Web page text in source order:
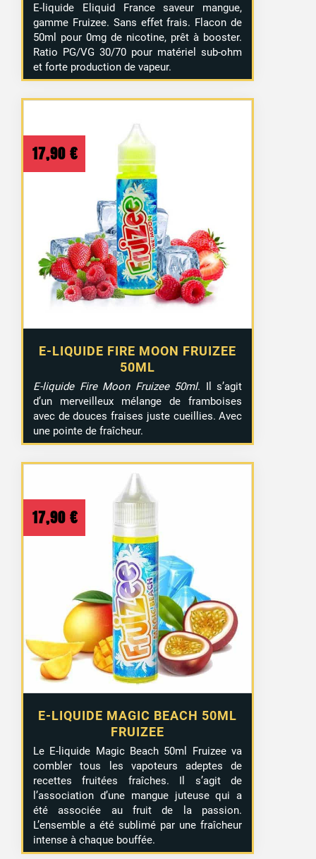
E-liquide Eliquid France saveur mangue,
gamme Fruizee. Sans effet frais. Flacon de
50ml pour 0mg de nicotine, prêt à booster.
Ratio PG/VG 30/70 pour matériel sub-ohm
et forte production de vapeur.
E-LIQUIDE FIRE MOON FRUIZEE
50ML
17,90 €
E-liquide Fire Moon Fruizee 50ml. Il s’agit
d’un merveilleux mélange de framboises
avec de douces fraises juste cueillies. Avec
une pointe de fraîcheur.
E-LIQUIDE MAGIC BEACH 50ML
FRUIZEE
17,90 €
Le E-liquide Magic Beach 50ml Fruizee va
combler tous les vapoteurs adeptes de
recettes fruitées fraîches. Il s’agit de
l’association d’une mangue juteuse qui a
été associée au fruit de la passion.
L’ensemble a été sublimé par une fraîcheur
intense à chaque bouffée.